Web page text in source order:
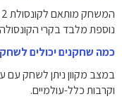
נוספת מלבד בקרי
כמה שחקנים יכולים
וקרבות כלל-עולמיים.